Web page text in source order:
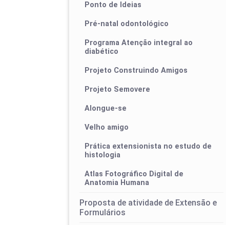
Ponto de Ideias
Pré-natal odontológico
Programa Atenção integral ao
diabético
Projeto Construindo Amigos
Projeto Semovere
Alongue-se
Velho amigo
Prática extensionista no estudo de
histologia
Atlas Fotográfico Digital de
Anatomia Humana
Proposta de atividade de Extensão e
Formulários